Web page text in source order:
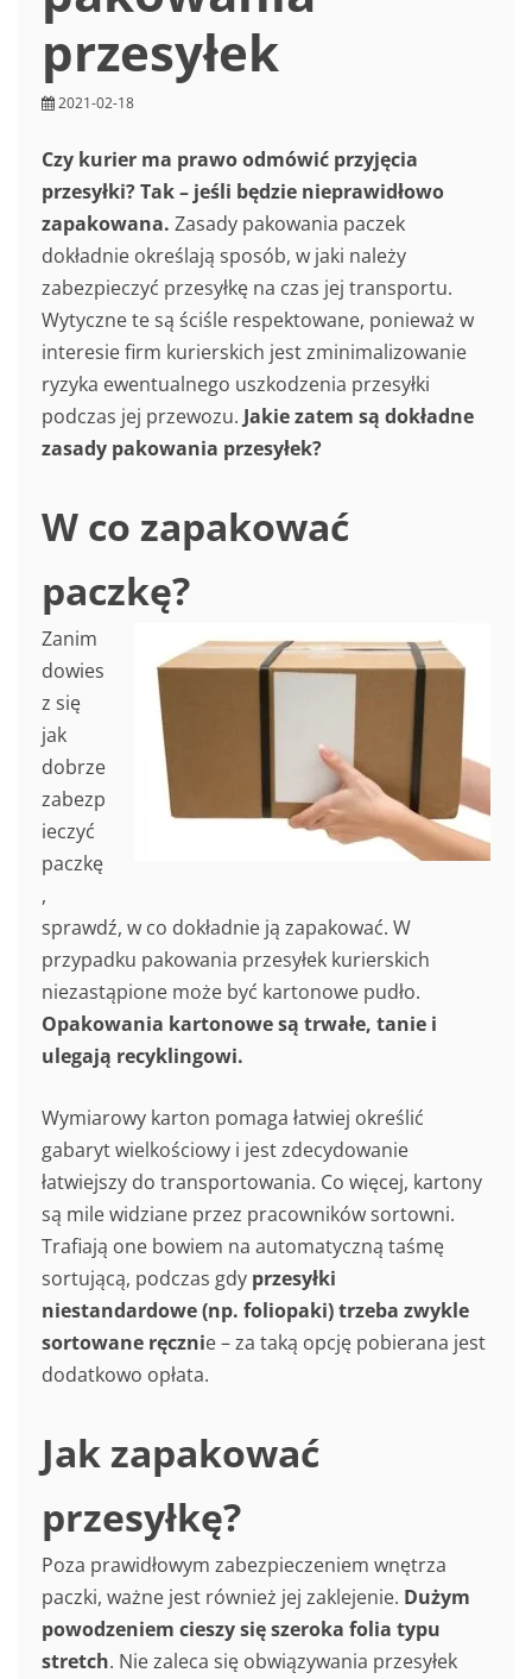
przesyłek
2021-02-18
Czy kurier ma prawo odmówić przyjęcia
przesyłki? Tak – jeśli będzie nieprawidłowo
zapakowana. Zasady pakowania paczek
dokładnie określają sposób, w jaki należy
zabezpieczyć przesyłkę na czas jej transportu.
Wytyczne te są ściśle respektowane, ponieważ w
interesie firm kurierskich jest zminimalizowanie
ryzyka ewentualnego uszkodzenia przesyłki
podczas jej przewozu. Jakie zatem są dokładne
zasady pakowania przesyłek?
W co zapakować
paczkę?
Zanim
dowies
z się
jak
dobrze
zabezp
ieczyć
paczkę
,
sprawdź, w co dokładnie ją zapakować. W
przypadku pakowania przesyłek kurierskich
niezastąpione może być kartonowe pudło.
Opakowania kartonowe są trwałe, tanie i
ulegają recyklingowi.
Wymiarowy karton pomaga łatwiej określić
gabaryt wielkościowy i jest zdecydowanie
łatwiejszy do transportowania. Co więcej, kartony
są mile widziane przez pracowników sortowni.
Trafiają one bowiem na automatyczną taśmę
sortującą, podczas gdy przesyłki
niestandardowe (np. foliopaki) trzeba zwykle
sortowane ręcznie – za taką opcję pobierana jest
dodatkowo opłata.
Jak zapakować
przesyłkę?
Poza prawidłowym zabezpieczeniem wnętrza
paczki, ważne jest również jej zaklejenie. Dużym
powodzeniem cieszy się szeroka folia typu
stretch. Nie zaleca się obwiązywania przesyłek